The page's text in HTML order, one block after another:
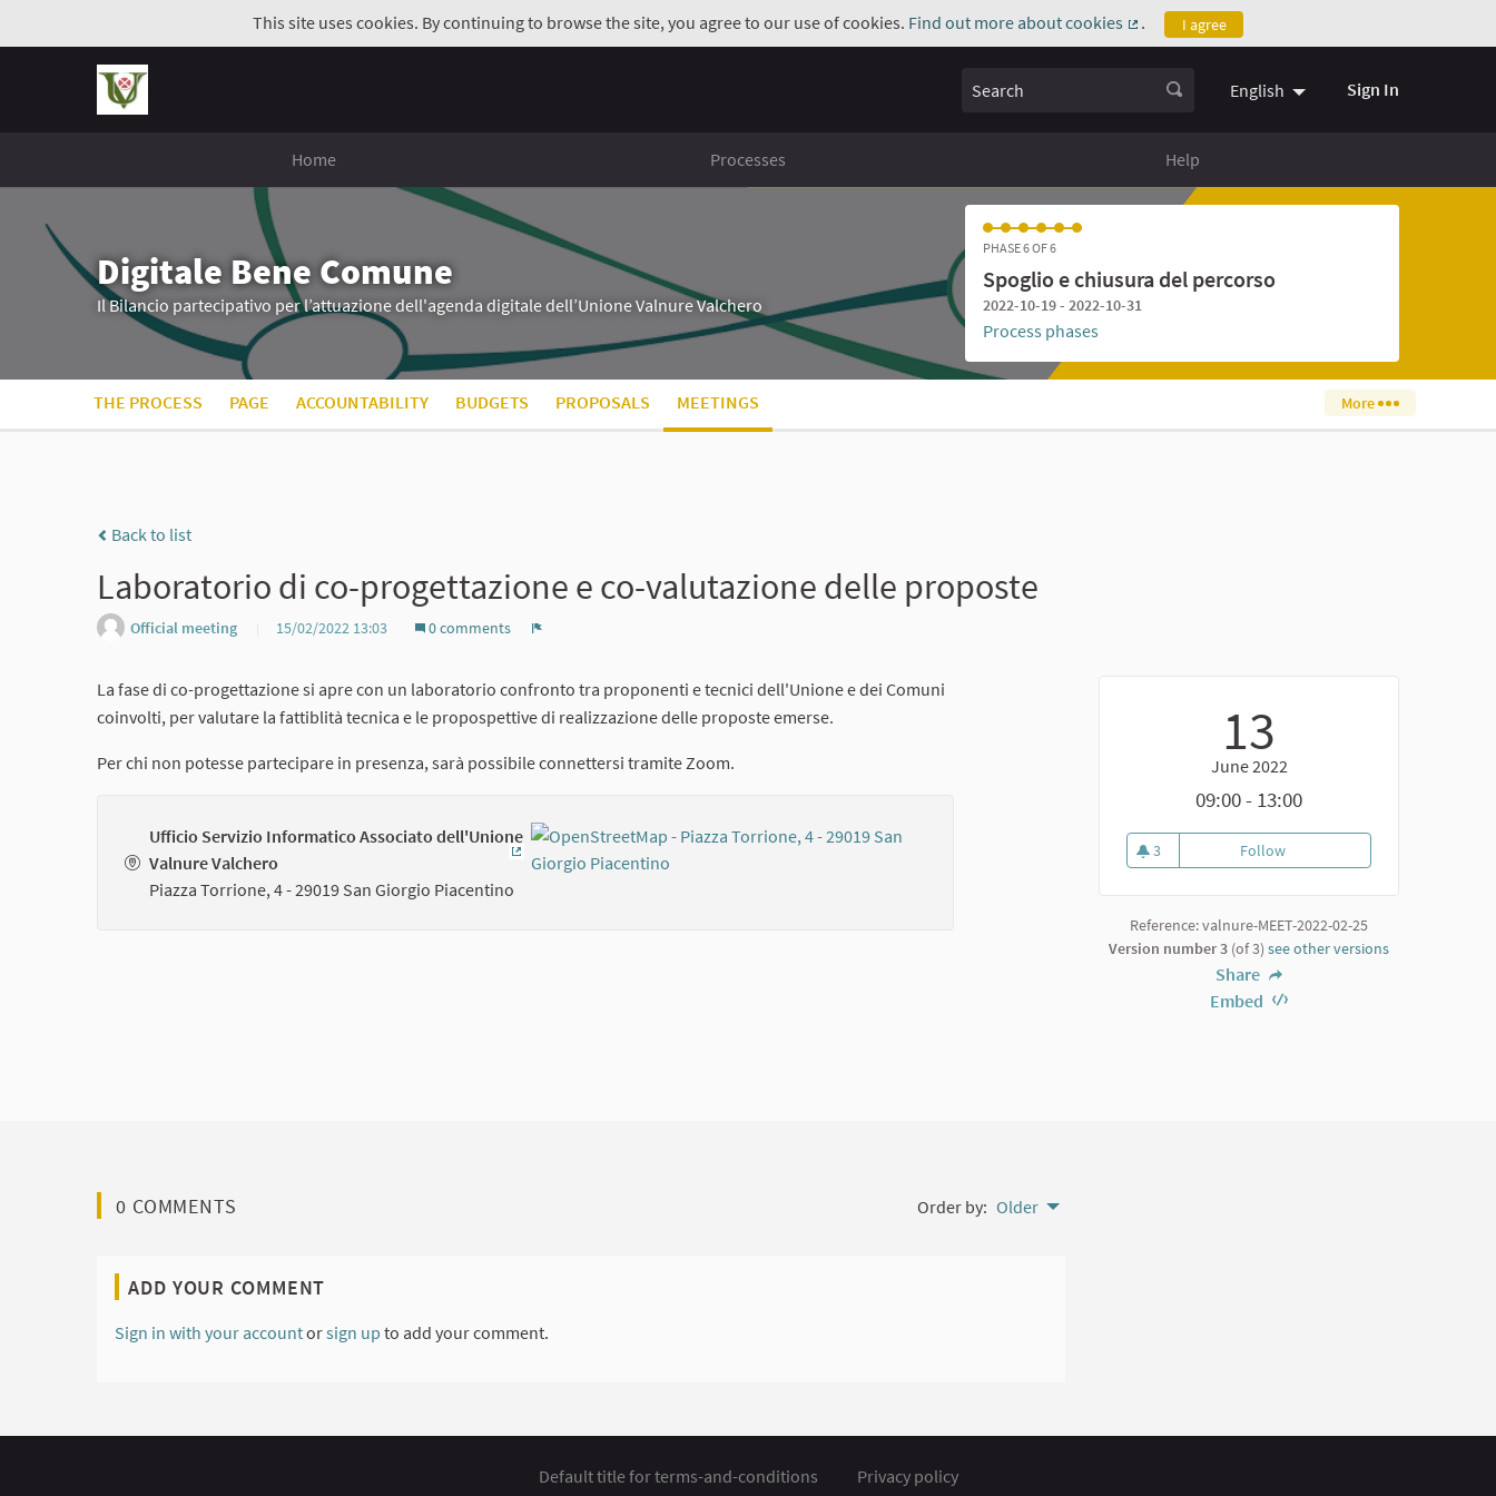
This site uses cookies. By continuing to browse the site, you agree to our use of cookies. Find out more about cookies
(External link)
. I agree
Search English Sign In
Home Processes Help
Digitale Bene Comune
Il Bilancio partecipativo per l’attuazione dell'agenda digitale dell’Unione Valnure Valchero
PHASE 6 OF 6
Spoglio e chiusura del percorso
2022-10-19 - 2022-10-31
Process phases
THE PROCESS PAGE ACCOUNTABILITY BUDGETS PROPOSALS MEETINGS More
Back to list
Laboratorio di co-progettazione e co-valutazione delle proposte
Official meeting 15/02/2022 13:03 0 comments
13
June 2022
09:00 - 13:00
3
3 followers
FollowLaboratorio di co-
Reference: valnure-MEET-2022-02-25
Version number 3 (of 3) see other versions
Share
Embed
La fase di co-progettazione si apre con un laboratorio confronto tra proponenti e tecnici dell'Unione e dei Comuni
coinvolti, per valutare la fattiblità tecnica e le propospettive di realizzazione delle proposte emerse.
Per chi non potesse partecipare in presenza, sarà possibile connettersi tramite Zoom.
Ufficio Servizio Informatico Associato dell'Unione
Valnure Valchero
Piazza Torrione, 4 - 29019 San Giorgio Piacentino
(External link)
0 COMMENTS Order by: Older
ADD YOUR COMMENT
Sign in with your accountorsign up to add your comment.
Default title for terms-and-conditions
Privacy policy